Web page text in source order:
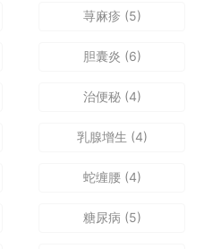
荨麻疹 (5)
胆囊炎 (6)
治便秘(4)
乳腺增生 (4)
蛇缠腰(4)
糖尿病 (5)